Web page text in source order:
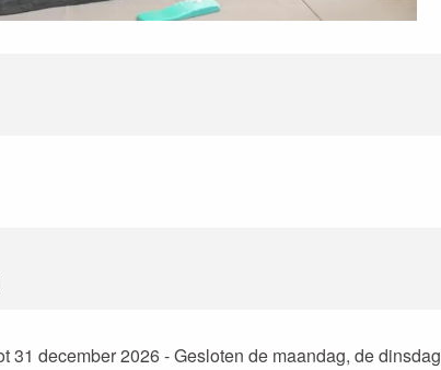
31 december 2026 - Gesloten de maandag, de dinsdag